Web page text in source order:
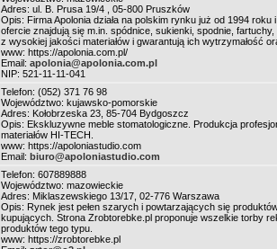
Adres: ul. B. Prusa 19/4 , 05-800 Pruszków
Opis: Firma Apolonia działa na polskim rynku już od 1994
ofercie znajdują się m.in. spódnice, sukienki, spodnie,
z wysokiej jakości materiałów i gwarantują ich wytrzymałość
www: https://apolonia.com.pl/
Email: apolonia@apolonia.com.pl
NIP: 521-11-11-041
Telefon: (052) 371 76 98
Województwo: kujawsko-pomorskie
Adres: Kołobrzeska 23, 85-704 Bydgoszcz
Opis: Ekskluzywne meble stomatologiczne. Produkcja
materiałów HI-TECH.
www: https://apoloniastudio.com
Email: biuro@apoloniastudio.com
Telefon: 607889888
Województwo: mazowieckie
Adres: Miklaszewskiego 13/17, 02-776 Warszawa
Opis: Rynek jest pełen szarych i powtarzających się
kupujących. Strona Zrobtorebke.pl proponuje wszelkie torby
produktów tego typu.
www: https://zrobtorebke.pl